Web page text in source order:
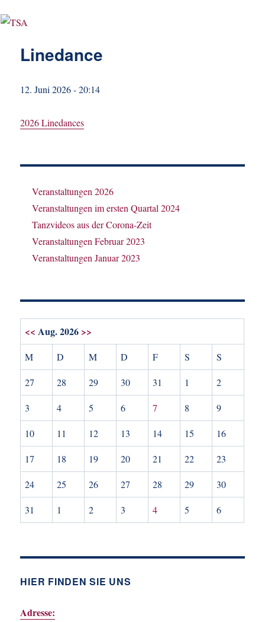
Linedance
12. Juni 2026 - 20:14
2026 Linedances
Veranstaltungen 2026
Veranstaltungen im ersten Quartal 2024
Tanzvideos aus der Corona-Zeit
Veranstaltungen Februar 2023
Veranstaltungen Januar 2023
<< Aug. 2026 >>
M D M D F S S
27 28 29 30 31 1 2
3 4 5 6 7 8 9
10 11 12 13 14 15 16
17 18 19 20 21 22 23
24 25 26 27 28 29 30
31 1 2 3 4 5 6
HIER FINDEN SIE UNS
Adresse: